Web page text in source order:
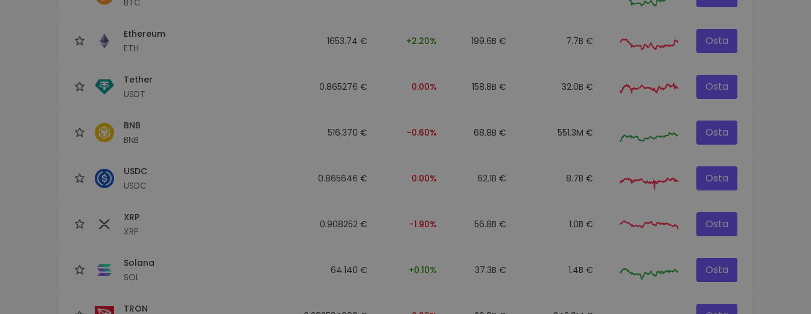
Ethereum
ETH
1653.74 € +2.20% 199.6B € 7.7B € Osta
Tether
USDT
0.865276 € 0.00% 158.8B € 32.0B € Osta
BNB
BNB
516.370 € -0.60% 68.8B € 551.3M € Osta
USDC
USDC
0.865646 € 0.00% 62.1B € 8.7B € Osta
XRP
XRP
0.908252 € -1.90% 56.8B € 1.0B € Osta
Solana
SOL
64.140 € +0.10% 37.3B € 1.4B € Osta
TRON